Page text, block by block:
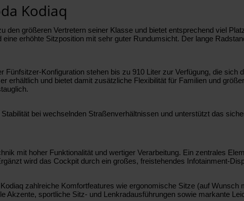
Kodiaq
den größeren Vertretern seiner Klasse und bietet entsprechend viel
erhöhte Sitzposition mit sehr guter Rundumsicht. Der lange
Konfiguration stehen bis zu 910 Liter zur Verfügung, die
erhältlich und bietet damit zusätzliche Flexibilität für Familien und
bei wechselnden Straßenverhältnissen und unterstützt das
mit hoher Funktionalität und wertiger Verarbeitung. Ein zentrales
wird das Cockpit durch ein großes, freistehendes Infotainment-
zahlreiche Komfortfeatures wie ergonomische Sitze (auf
Akzente, sportliche Sitz- und Lenkradausführungen sowie markante